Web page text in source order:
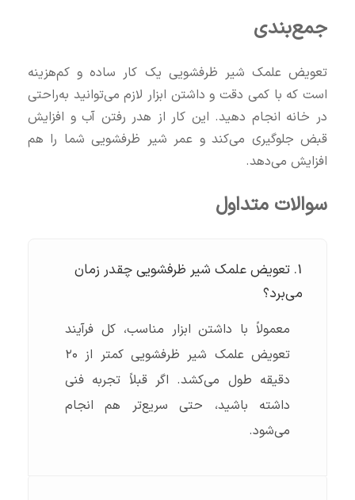
جمع‌بندی
تعویض علمک شیر ظرفشویی یک کار ساده و کم‌هزینه
است که با کمی دقت و داشتن ابزار لازم می‌توانید به‌راحتی
در خانه انجام دهید. این کار از هدر رفتن آب و افزایش
قبض جلوگیری می‌کند و عمر شیر ظرفشویی شما را هم
افزایش می‌دهد.
سوالات متداول
1. تعویض علمک شیر ظرفشویی چقدر زمان
می‌برد؟
معمولاً با داشتن ابزار مناسب، کل فرآیند
تعویض علمک شیر ظرفشویی کمتر از ۲۰
دقیقه طول می‌کشد. اگر قبلاً تجربه فنی
داشته باشید، حتی سریع‌تر هم انجام
می‌شود.